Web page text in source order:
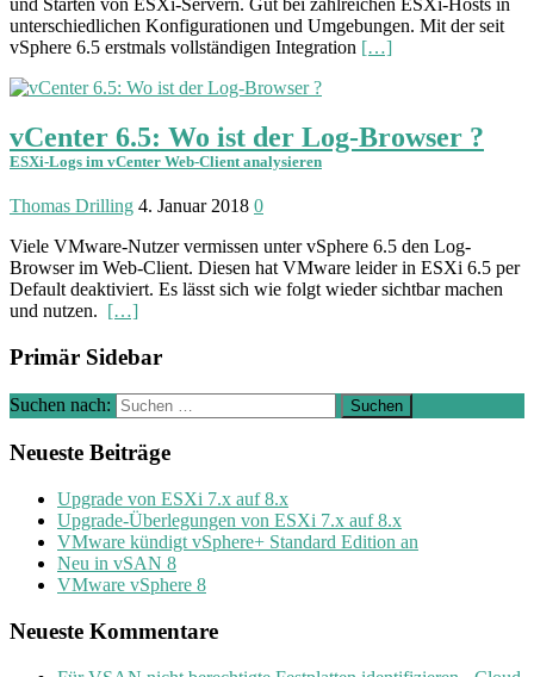
unterschiedlichen Konfigurationen und Umgebungen. Mit der seit
vSphere 6.5 erstmals vollständigen Integration […]
vCenter 6.5: Wo ist der Log-Browser ?
ESXi-Logs im vCenter Web-Client analysieren
Thomas Drilling 4. Januar 2018 0
Viele VMware-Nutzer vermissen unter vSphere 6.5 den Log-
Browser im Web-Client. Diesen hat VMware leider in ESXi 6.5 per
Default deaktiviert. Es lässt sich wie folgt wieder sichtbar machen
und nutzen. […]
Primär Sidebar
Suchen nach:
Neueste Beiträge
Upgrade von ESXi 7.x auf 8.x
Upgrade-Überlegungen von ESXi 7.x auf 8.x
VMware kündigt vSphere+ Standard Edition an
Neu in vSAN 8
VMware vSphere 8
Neueste Kommentare